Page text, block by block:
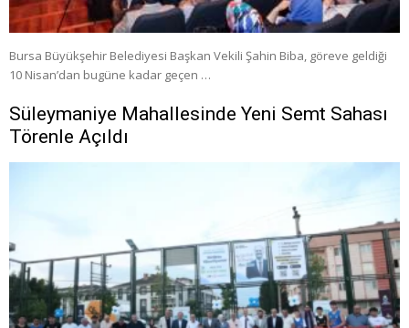
Bursa Büyükşehir Belediyesi Başkan Vekili Şahin Biba, göreve geldiği
10 Nisan’dan bugüne kadar geçen …
Süleymaniye Mahallesinde Yeni Semt Sahası
Törenle Açıldı